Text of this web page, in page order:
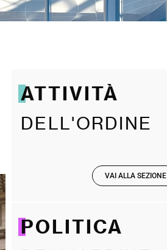
ATTIVITÀ
DELL'ORDINE
VAI ALLA SEZIONE
POLITICA